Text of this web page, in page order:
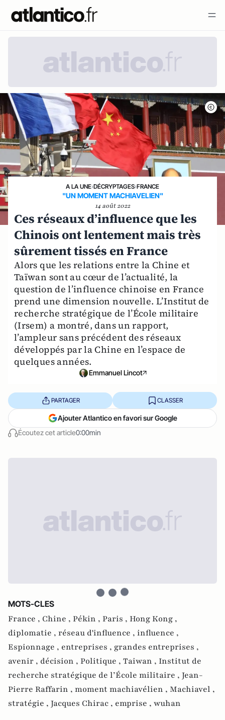
A LA UNE›DÉCRYPTAGES›FRANCE
"UN MOMENT MACHIAVELIEN"
14 août 2022
Ces réseaux d’influence que les
Chinois ont lentement mais très
sûrement tissés en France
Alors que les relations entre la Chine et
Taïwan sont au cœur de l’actualité, la
question de l’influence chinoise en France
prend une dimension nouvelle. L’Institut de
recherche stratégique de l’École militaire
(Irsem) a montré, dans un rapport,
l’ampleur sans précédent des réseaux
développés par la Chine en l’espace de
quelques années.
Emmanuel Lincot
Écoutez cet article0:00min
PARTAGER CLASSER
Ajouter Atlantico en favori sur Google
MOTS-CLES
France , Chine , Pékin , Paris , Hong Kong ,
diplomatie , réseau d'influence , influence ,
Espionnage , entreprises , grandes entreprises ,
avenir , décision , Politique , Taiwan , Institut de
recherche stratégique de l’École militaire , Jean-
Pierre Raffarin , moment machiavélien , Machiavel ,
stratégie , Jacques Chirac , emprise , wuhan